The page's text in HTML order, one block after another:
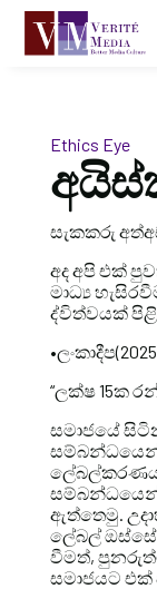
Ethics Eye
සැකකරු
අද අපි එක්
මාධ්‍ය
ද්විත්වයක්
“ලක්ෂ 15ක
සමාජයේ
සම්බන්ධයෙන්
සම්බන්ධයෙන්,
ඇත්තෙමු.
ලේබල්
වීමත්,
සමාජයට එක්